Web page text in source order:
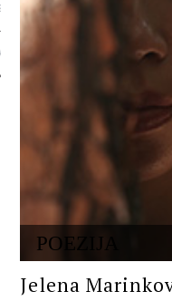
POEZIJA
Jelena